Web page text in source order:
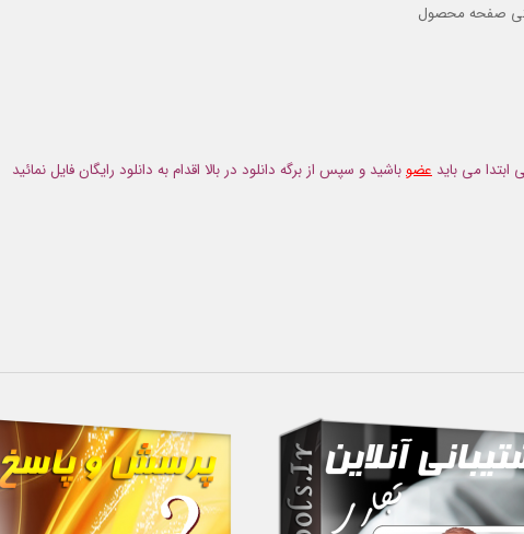
صفحه محصول
ابتدا می باید عضوباشید و سپس از برگه دانلود در بالا اقدام به دانلود رایگان فایل نمائید